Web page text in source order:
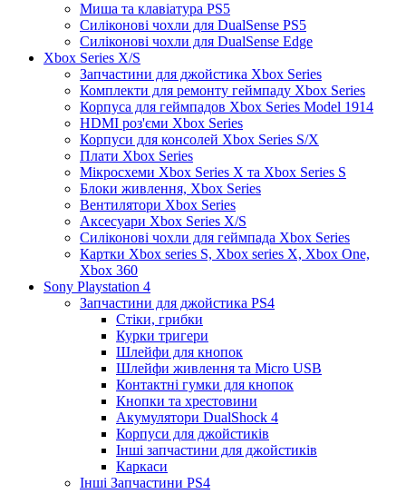
Миша та клавіатура PS5
Силіконові чохли для DualSense PS5
Силіконові чохли для DualSense Edge
Xbox Series X/S
Запчастини для джойстика Xbox Series
Комплекти для ремонту геймпаду Xbox Series
Корпуса для геймпадов Xbox Series Model 1914
HDMI роз'єми Xbox Series
Корпуси для консолей Xbox Series S/X
Плати Xbox Series
Мікросхеми Xbox Series X та Xbox Series S
Блоки живлення, Xbox Series
Вентилятори Xbox Series
Аксесуари Xbox Series X/S
Силіконові чохли для геймпада Xbox Series
Картки Xbox series S, Xbox series X, Xbox One,
Xbox 360
Sony Playstation 4
Запчастини для джойстика PS4
Стіки, грибки
Курки тригери
Шлейфи для кнопок
Шлейфи живлення та Micro USB
Контактні гумки для кнопок
Кнопки та хрестовини
Акумулятори DualShock 4
Корпуси для джойстиків
Інші запчастини для джойстиків
Каркаси
Інші Запчастини PS4